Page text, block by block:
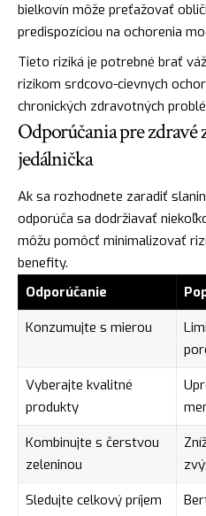
bielkovín môže preťažovať
predispozíciou na ochorenia
Tieto riziká je potrebné brať
rizikom srdcovo-cievnych
chronických zdravotných
Odporúčania pre zdravé
jedálnička
Ak sa rozhodnete zaradiť
odporúča sa dodržiavať
môžu pomôcť minimalizovať
benefity.
Odporúčanie
Konzumujte s mierou
Vyberajte kvalitné
produkty
Kombinujte s čerstvou
zeleninou
Sledujte celkový príjem